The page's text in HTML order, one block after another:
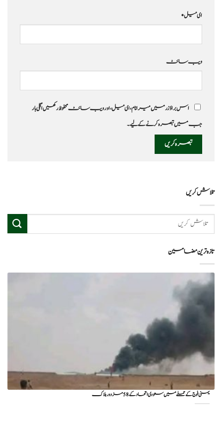
ای میل*
ویب‌ سائٹ
اس براؤزر میں میرا نام، ای میل، اور ویب سائٹ محفوظ رکھیں اگلی بار
جب میں تبصرہ کرنے کےلیے۔
تلاش کریں
تازہ ترین مضامین
یمنی فوج کے حملے میں سعودی اتحاد کے 58 مزدور ہلاک